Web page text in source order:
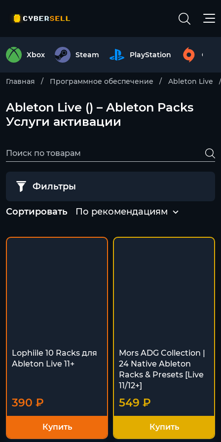
Xbox Steam PlayStation
Главная Программное обеспечение Ableton Live
Ableton Live () – Ableton Packs
Услуги активации
Фильтры
Сортировать По рекомендациям
Lophiile 10 Racks для
Ableton Live 11+
390 ₽
Купить
Mors ADG Collection |
24 Native Ableton
Racks & Presets [Live
11/12+]
549 ₽
Купить